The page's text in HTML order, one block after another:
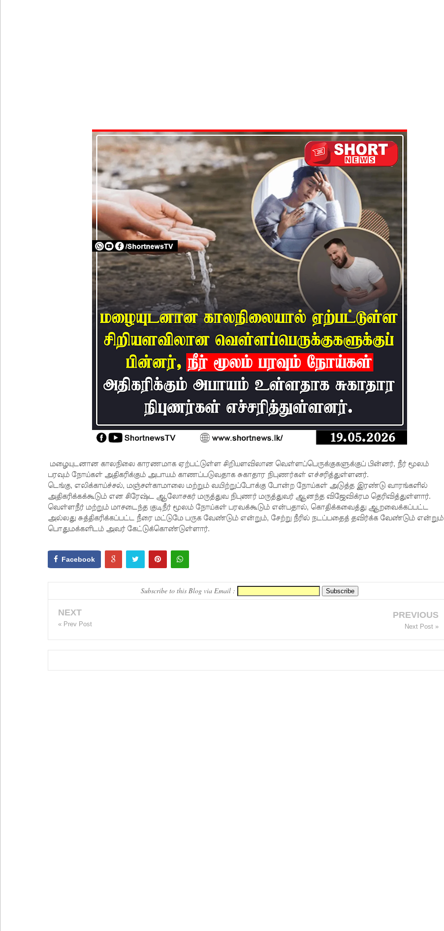
மழையுடனான காலநிலை காரணமாக ஏற்பட்டுள்ள சிறியளவிலான வெள்ளப்பெருக்குகளுக்குப் பின்னர், நீர் மூலம்
பரவும் நோய்கள் அதிகரிக்கும் அபாயம் காணப்படுவதாக சுகாதார நிபுணர்கள் எச்சரித்துள்ளனர்.
டெங்கு, எலிக்காய்ச்சல், மஞ்சள்காமாலை மற்றும் வயிற்றுப்போக்கு போன்ற நோய்கள் அடுத்த இரண்டு வாரங்களில்
அதிகரிக்கக்கூடும் என சிரேஷ்ட ஆலோசகர் மருத்துவ நிபுணர் மருத்துவர் ஆனந்த விஜேவிக்ரம தெரிவித்துள்ளார்.
வெள்ளநீர் மற்றும் மாசடைந்த குடிநீர் மூலம் நோய்கள் பரவக்கூடும் என்பதால், கொதிக்கவைத்து ஆறவைக்கப்பட்ட
அல்லது சுத்திகரிக்கப்பட்ட நீரை மட்டுமே பருக வேண்டும் என்றும், சேற்று நீரில் நடப்பதைத் தவிர்க்க வேண்டும் என்றும்
பொதுமக்களிடம் அவர் கேட்டுக்கொண்டுள்ளார்.
Facebook
Subscribe to this Blog via Email :
NEXT
« Prev Post
PREVIOUS
Next Post »